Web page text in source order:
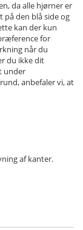
da alle hjørner er
på den blå side og
kan der kun
for
når du
du ikke dit
under
anbefaler vi, at
af kanter.